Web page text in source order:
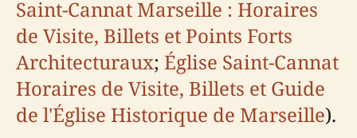
Saint-Cannat Marseille : Horaires
de Visite, Billets et Points Forts
Architecturaux; Église Saint-Cannat
Horaires de Visite, Billets et Guide
de l'Église Historique de Marseille).